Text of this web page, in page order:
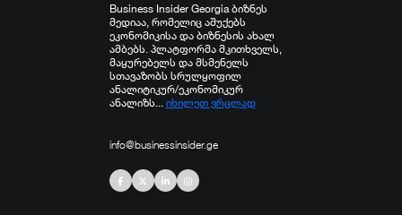
Business Insider Georgia ბიზნეს
მედიაა, რომელიც აშუქებს
ეკონომიკისა და ბიზნესის ახალ
ამბებს. პლატფორმა მკითხველს,
მაყურებელს და მსმენელს
სთავაზობს სრულყოფილ
ანალიტიკურ/ეკონომიკურ
ანალიზს... იხილეთ ვრცლად
info@businessinsider.ge